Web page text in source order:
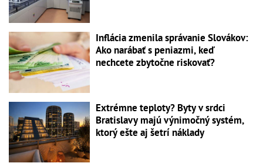
Inflácia zmenila správanie Slovákov:
Ako narábať s peniazmi, keď
nechcete zbytočne riskovať?
Extrémne teploty? Byty v srdci
Bratislavy majú výnimočný systém,
ktorý ešte aj šetrí náklady